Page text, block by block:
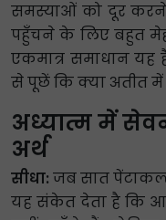
समस्याओं को दूर करने
पहुँचने के लिए बहुत
एकमात्र समाधान
से पूछें कि क्या अतीत
अध्यात्म में
अर्थ
सीधा: जब सात
यह संकेत देता है कि